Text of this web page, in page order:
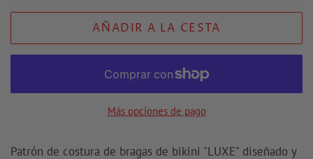
AÑADIR A LA CESTA
Más opciones de pago
Patrón de costura de bragas de bikini "LUXE" diseñado y